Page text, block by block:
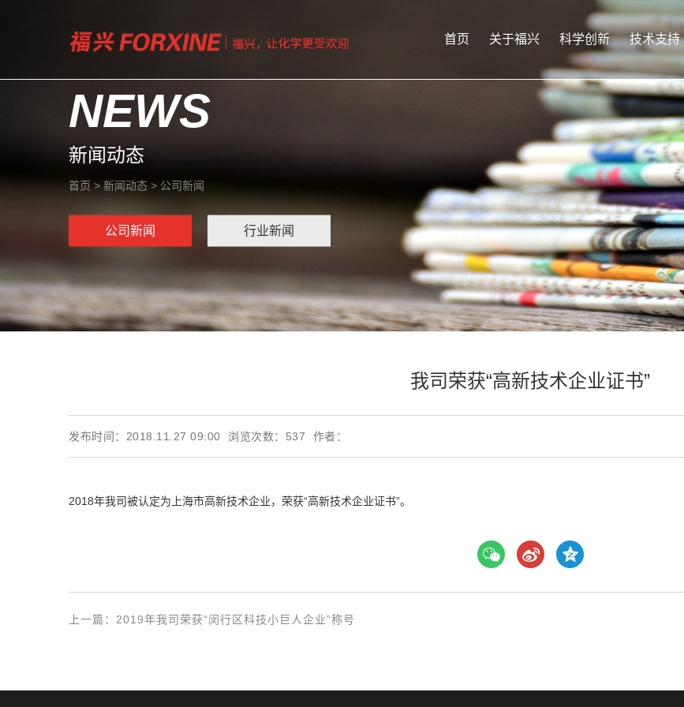
首页 关于福兴 科学创新 技术支持
NEWS
新闻动态
首页 > 新闻动态 > 公司新闻
公司新闻 行业新闻
我司荣获“高新技术企业证书”
发布时间：2018.11.27 09:00 浏览次数： 537 作者：
2018年我司被认定为上海市高新技术企业，荣获“高新技术企业证书”。
上一篇： 2019年我司荣获“闵行区科技小巨人企业”称号